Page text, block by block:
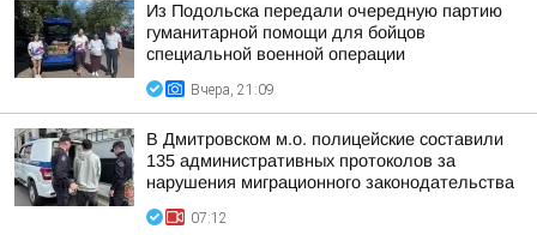
Из Подольска передали очередную партию
гуманитарной помощи для бойцов
специальной военной операции
Вчера, 21:09
В Дмитровском м.о. полицейские составили
135 административных протоколов за
нарушения миграционного законодательства
07:12